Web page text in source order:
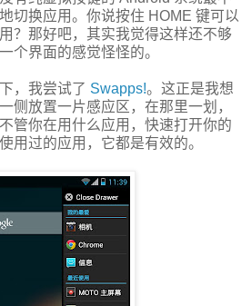
切换应用。你说按住 HOME 键可以
？那好吧，其实我觉得这样还不够
个界面的感觉怪怪的。
，我尝试了 Swapps!。这正是我想
侧放置一片感应区，在那里一划，
管你在用什么应用，快速打开你的
用过的应用，它都是有效的。